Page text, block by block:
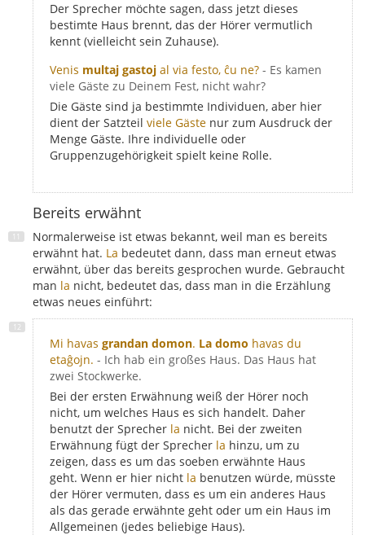
Der Sprecher möchte sagen, dass jetzt dieses
bestimte Haus brennt, das der Hörer vermutlich
kennt (vielleicht sein Zuhause).
Venis multaj gastoj al via festo, ĉu ne? - Es kamen
viele Gäste zu Deinem Fest, nicht wahr?
Die Gäste sind ja bestimmte Individuen, aber hier
dient der Satzteil viele Gäste nur zum Ausdruck der
Menge Gäste. Ihre individuelle oder
Gruppenzugehörigkeit spielt keine Rolle.
Bereits erwähnt
Normalerweise ist etwas bekannt, weil man es bereits
erwähnt hat. La bedeutet dann, dass man erneut etwas
erwähnt, über das bereits gesprochen wurde. Gebraucht
man la nicht, bedeutet das, dass man in die Erzählung
etwas neues einführt:
Mi havas grandan domon. La domo havas du
etaĝojn. - Ich hab ein großes Haus. Das Haus hat
zwei Stockwerke.
Bei der ersten Erwähnung weiß der Hörer noch
nicht, um welches Haus es sich handelt. Daher
benutzt der Sprecher la nicht. Bei der zweiten
Erwähnung fügt der Sprecher la hinzu, um zu
zeigen, dass es um das soeben erwähnte Haus
geht. Wenn er hier nicht la benutzen würde, müsste
der Hörer vermuten, dass es um ein anderes Haus
als das gerade erwähnte geht oder um ein Haus im
Allgemeinen (jedes beliebige Haus).